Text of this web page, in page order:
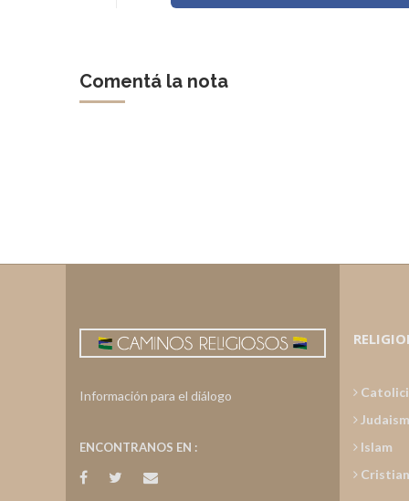
Comentá la nota
Información para el diálogo
ENCONTRANOS EN :
Islam